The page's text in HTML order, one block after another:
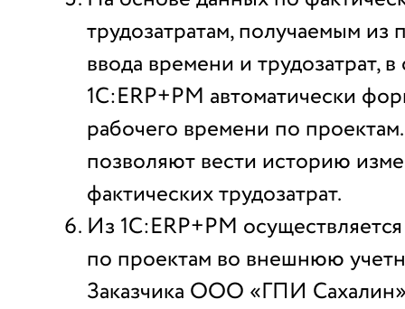
трудозатратам, получаемым из
ввода времени и трудозатрат,
1С:ERP+PM автоматически
рабочего времени по
позволяют вести историю
фактических трудозатрат.
Из 1С:ERP+PM
по проектам во внешнюю
Заказчика ООО «ГПИ